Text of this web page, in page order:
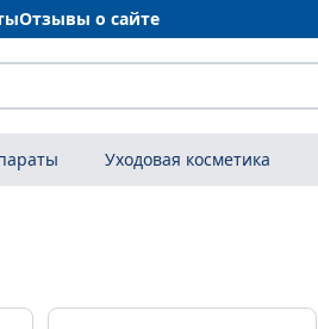
Отзывы о сайте
Уходовая косметика